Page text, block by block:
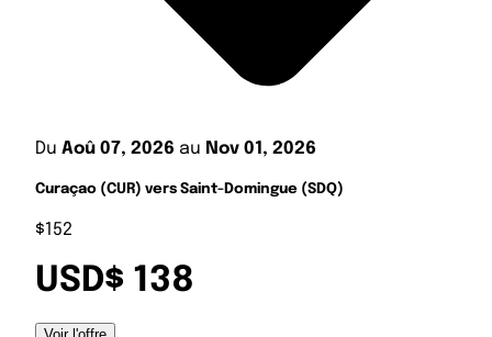
Du Aoû 07, 2026 au Nov 01, 2026
Curaçao (CUR) vers Saint-Domingue (SDQ)
$152
USD$ 138